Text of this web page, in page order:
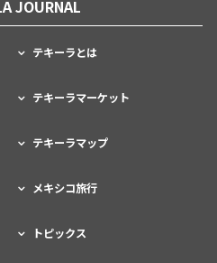
JOURNAL
テキーラとは
テキーラマーケット
テキーラマップ
メキシコ旅行
トピックス